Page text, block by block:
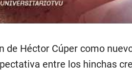
de Héctor Cúper como
entre los hinchas